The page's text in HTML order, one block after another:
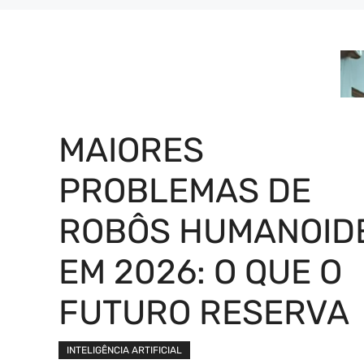
MAIORES
PROBLEMAS DE
ROBÔS
EM 2026: O QUE O
FUTURO RESERVA
INTELIGÊNCIA ARTIFICIAL